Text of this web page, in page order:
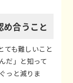
合うこと
ても難しいこと
だ」と知って
っと減りま